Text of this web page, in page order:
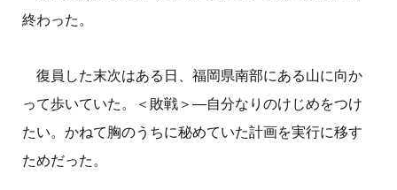
終わった。
復員した末次はある日、福岡県南部にある山に向か
って歩いていた。＜敗戦＞—自分なりのけじめをつけ
たい。かねて胸のうちに秘めていた計画を実行に移す
ためだった。